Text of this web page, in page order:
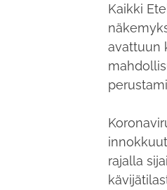
Kaikki
avattuun
rajalla